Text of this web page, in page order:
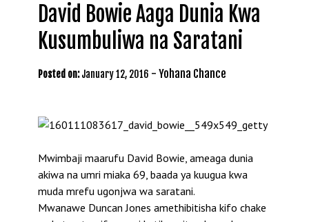
David Bowie Aaga Dunia Kwa
Kusumbuliwa na Saratani
Posted on: January 12, 2016 - Yohana Chance
Mwimbaji maarufu David Bowie, ameaga dunia
akiwa na umri miaka 69, baada ya kuugua kwa
muda mrefu ugonjwa wa saratani.
Mwanawe Duncan Jones amethibitisha kifo chake